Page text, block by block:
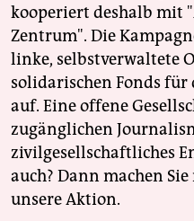
kooperiert deshalb mit
Zentrum". Die
linke, selbstverwaltete
solidarischen Fonds für
auf. Eine offene
zugänglichen
zivilgesellschaftliches
auch? Dann machen
unsere Aktion.